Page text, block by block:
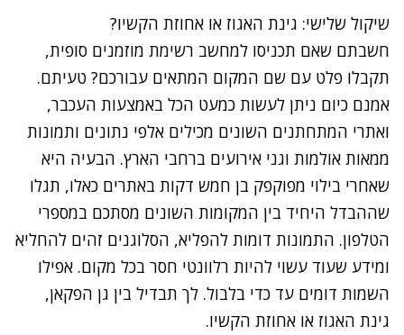
שיקול שלישי: גינת האגוז או אחוזת הקשיו?
חשבתם שאם תכניסו למחשב רשימת מוזמנים סופית,
תקבלו פלט עם שם המקום המתאים עבורכם? טעיתם.
אמנם כיום ניתן לעשות כמעט הכל באמצעות העכבר,
ואתרי המתחתנים השונים מכילים אלפי נתונים ותמונות
ממאות אולמות וגני אירועים ברחבי הארץ. הבעיה היא
שאחרי בילוי מפוקפק בן חמש דקות באתרים כאלו, תגלו
שההבדל היחיד בין המקומות השונים מסתכם במספרי
הטלפון. התמונות דומות להפליא, הסלוגנים זהים להחליא
ומידע שעוד עשוי להיות רלוונטי חסר בכל מקום. אפילו
השמות דומים עד כדי בלבול. לך תבדיל בין גן הפקאן,
גינת האגוז או אחוזת הקשיו.